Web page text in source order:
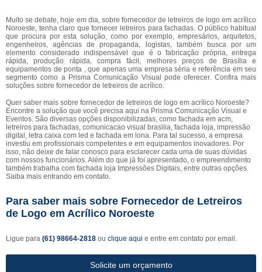
Muito se debate, hoje em dia, sobre fornecedor de letreiros de logo em acrílico
Noroeste, tenha claro que fornecer letreiros para fachadas. O público habitual
que procura por esta solução, como por exemplo, empresários, arquitetos,
engenheiros, agências de propaganda, logistas, também busca por um
elemento considerado indispensável que é o fabricação própria, entrega
rápida, produção rápida, compra fácil, melhores preços de Brasília e
equipamentos de ponta , que apenas uma empresa séria e referência em seu
segmento como a Prisma Comunicação Visual pode oferecer. Confira mais
soluções sobre fornecedor de letreiros de acrílico.
Quer saber mais sobre fornecedor de letreiros de logo em acrílico Noroeste?
Encontre a solução que você precisa aqui na Prisma Comunicação Visual e
Eventos. São diversas opções disponibilizadas, como fachada em acm,
letreiros para fachadas, comunicacao visual brasilia, fachada loja, impressão
digital, letra caixa com led e fachada em lona. Para tal sucesso, a empresa
investiu em profissionais competentes e em equipamentos inovadores. Por
isso, não deixe de falar conosco para esclarecer cada uma de suas dúvidas
com nossos funcionários. Além do que já foi apresentado, o empreendimento
também trabalha com fachada loja Impressões Digitais, entre outras opções.
Saiba mais entrando em contato.
Para saber mais sobre Fornecedor de Letreiros
de Logo em Acrílico Noroeste
Ligue para (61) 98664-2818 ou clique aqui e entre em contato por email.
Solicite um orçamento